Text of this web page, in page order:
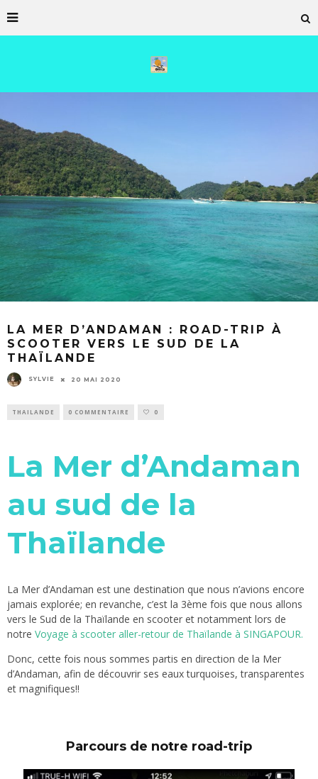
LA MER D’ANDAMAN : ROAD-TRIP À
SCOOTER VERS LE SUD DE LA
THAÏLANDE
SYLVIE 20 MAI 2020
THAILANDE 0 COMMENTAIRE 0
La Mer d’Andaman
au sud de la
Thaïlande
La Mer d’Andaman est une destination que nous n’avions encore
jamais explorée; en revanche, c’est la 3ème fois que nous allons
vers le Sud de la Thaïlande en scooter et notamment lors de
notre Voyage à scooter aller-retour de Thaïlande à SINGAPOUR.
Donc, cette fois nous sommes partis en direction de la Mer
d’Andaman, afin de découvrir ses eaux turquoises, transparentes
et magnifiques!!
Parcours de notre road-trip